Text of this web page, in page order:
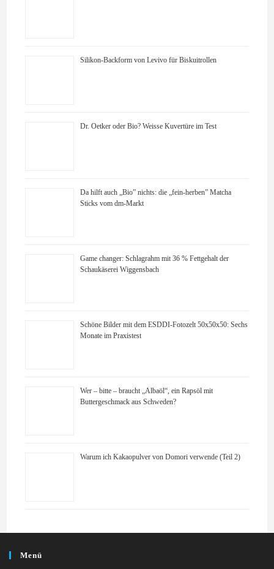
Silikon-Backform von Levivo für Biskuitrollen
Dr. Oetker oder Bio? Weisse Kuvertüre im Test
Da hilft auch „Bio” nichts: die „fein-herben” Matcha
Sticks vom dm-Markt
Game changer: Schlagrahm mit 36 % Fettgehalt der
Schaukäserei Wiggensbach
Schöne Bilder mit dem ESDDI-Fotozelt 50x50x50: Sechs
Monate im Praxistest
Wer – bitte – braucht „Albaöl“, ein Rapsöl mit
Buttergeschmack aus Schweden?
Warum ich Kakaopulver von Domori verwende (Teil 2)
Menü